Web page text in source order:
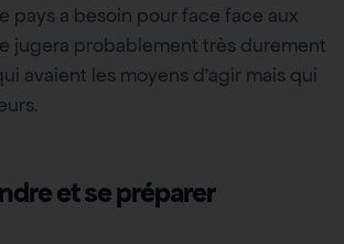
pays a besoin pour face face aux
jugera probablement très durement
avaient les moyens d’agir mais qui
et se préparer